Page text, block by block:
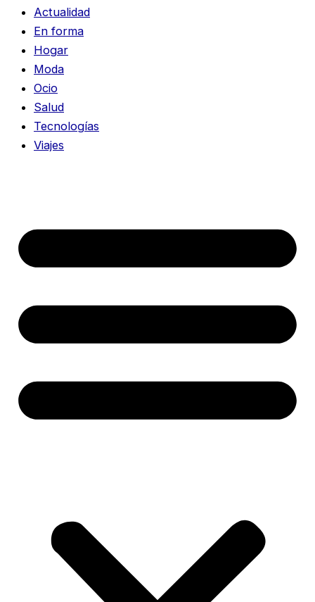
Actualidad
En forma
Hogar
Moda
Ocio
Salud
Tecnologías
Viajes